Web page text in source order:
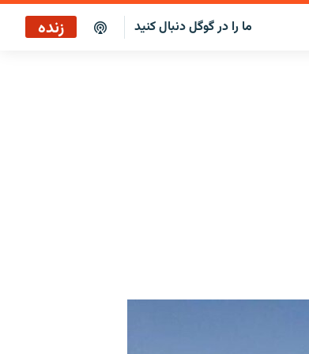
ما را در گوگل دنبال کنید زنده